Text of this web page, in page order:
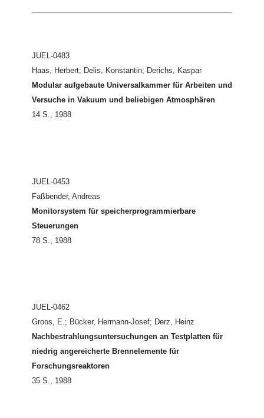
JUEL-0483
Haas, Herbert; Delis, Konstantin; Derichs, Kaspar
Modular aufgebaute Universalkammer für Arbeiten und
Versuche in Vakuum und beliebigen Atmosphären
14 S., 1988
JUEL-0453
Faßbender, Andreas
Monitorsystem für speicherprogrammierbare
Steuerungen
78 S., 1988
JUEL-0462
Groos, E.; Bücker, Hermann-Josef; Derz, Heinz
Nachbestrahlungsuntersuchungen an Testplatten für
niedrig angereicherte Brennelemente für
Forschungsreaktoren
35 S., 1988